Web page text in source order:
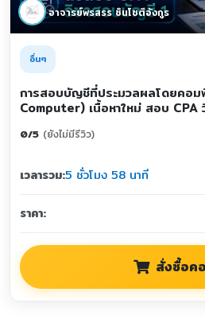
อาจารย์พรสรร ชินโชติอังกูร
อื่นๆ
การสอบบัญชีที่ประมวลผลโดยคอม
Computer) เนื้อหาใหม่ สอบ CPA
0/5 (ยังไม่มีรีวิว)
เวลารวม:5 ชั่วโมง 58 นาที
ราคา:
สั่งซื้อค